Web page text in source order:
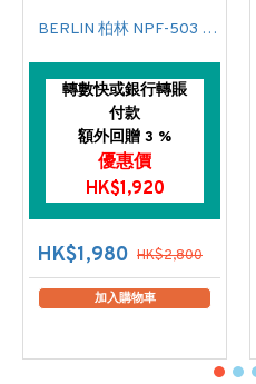
BERLIN 柏林 NPF-503 花灑儲水式(低壓電熱水爐)
轉數快或銀行轉賬
付款
額外回贈 3 %
優惠價
HK$1,920
HK$1,980 HK$2,800
加入購物車